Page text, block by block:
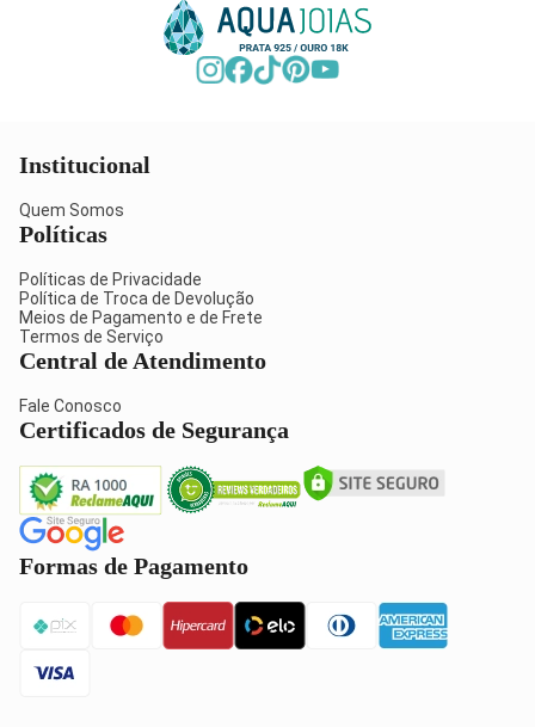
Institucional
Quem Somos
Políticas
Políticas de Privacidade
Política de Troca de Devolução
Meios de Pagamento e de Frete
Termos de Serviço
Central de Atendimento
Fale Conosco
Certificados de Segurança
Formas de Pagamento